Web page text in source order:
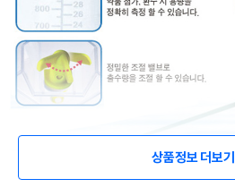
상품정보 더보기